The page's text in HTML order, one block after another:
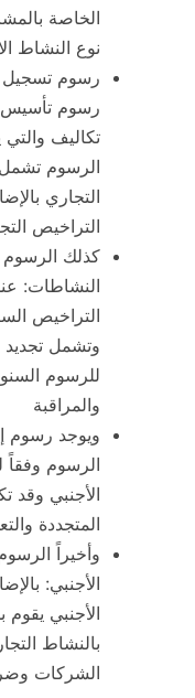
الخاصة
نوع النشاط
رسوم تسجيل
رسوم تأسيس
تكاليف والتي
الرسوم
التجاري
التراخيص
كذلك الرسوم
النشاطات:
التراخيص
وتشمل تجديد
للرسوم
والمراقبة
ويوجد رسوم
الرسوم وفقاً
الأجنبي وقد
المتجددة
وأخيراً
الأجنبي:
الأجنبي يقوم
بالنشاط
الشركات